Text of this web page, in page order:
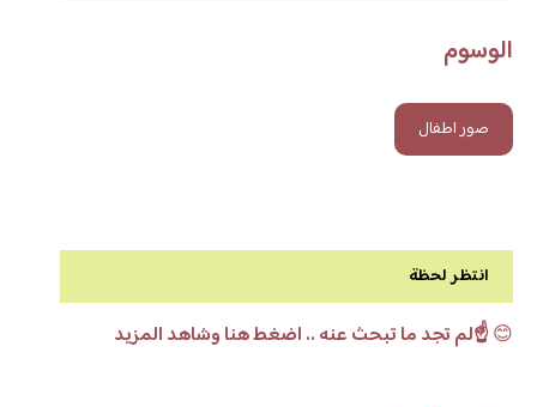
الوسوم
صور اطفال
انتظر لحظة
😊☝️لم تجد ما تبحث عنه .. اضغط هنا وشاهد المزيد